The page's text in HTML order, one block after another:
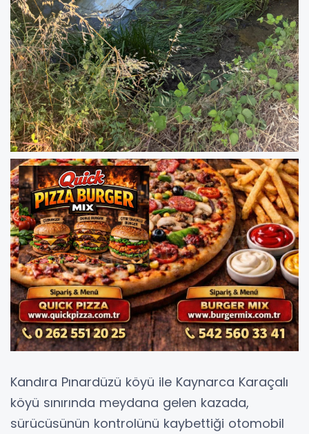
Kandıra Pınardüzü köyü ile Kaynarca Karaçalı
köyü sınırında meydana gelen kazada,
sürücüsünün kontrolünü kaybettiği otomobil